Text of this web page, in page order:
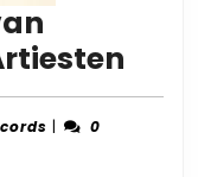
de
accent-
|
0